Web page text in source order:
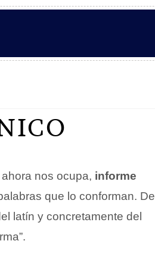
nos ocupa, informe
que lo conforman. De
latín y concretamente del